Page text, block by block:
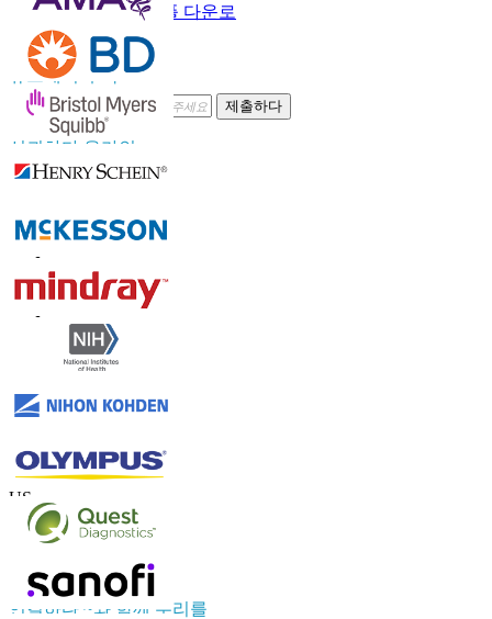
샘플 다운로
드
뉴스레터 구독
제출하다
신뢰하다 온라인
연락하다 우리를
US
UK+44 808 502 0280 (Toll Free )
APAC+91 744 740 1245
sales@fortunebusinessinsights.com
연결하다 ~와 함께 우리를